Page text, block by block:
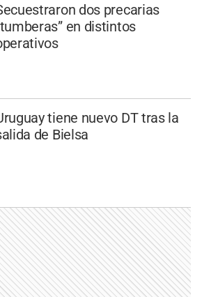
dos precarias
en distintos
tiene nuevo DT tras la
de Bielsa